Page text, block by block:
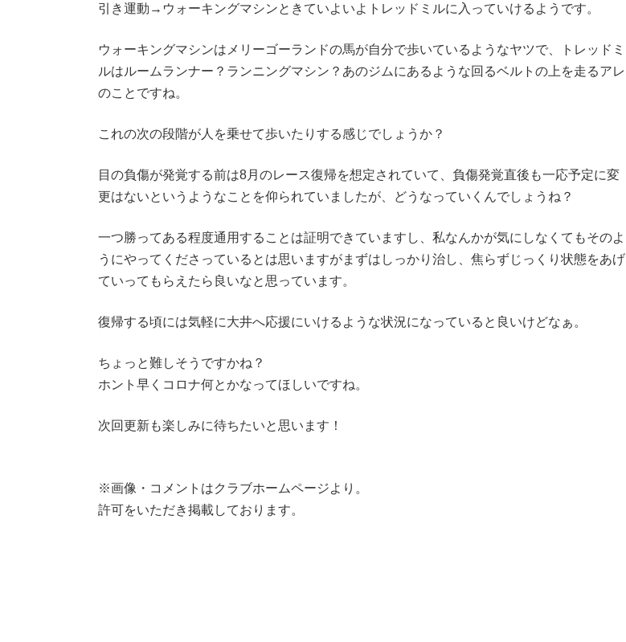
引き運動→ウォーキングマシンときていよいよトレッドミルに入っていけるようです。
ウォーキングマシンはメリーゴーランドの馬が自分で歩いているようなヤツで、トレッドミ
ルはルームランナー？ランニングマシン？あのジムにあるような回るベルトの上を走るアレ
のことですね。
これの次の段階が人を乗せて歩いたりする感じでしょうか？
目の負傷が発覚する前は8月のレース復帰を想定されていて、負傷発覚直後も一応予定に変
更はないというようなことを仰られていましたが、どうなっていくんでしょうね？
一つ勝ってある程度通用することは証明できていますし、私なんかが気にしなくてもそのよ
うにやってくださっているとは思いますがまずはしっかり治し、焦らずじっくり状態をあげ
ていってもらえたら良いなと思っています。
復帰する頃には気軽に大井へ応援にいけるような状況になっていると良いけどなぁ。
ちょっと難しそうですかね？
ホント早くコロナ何とかなってほしいですね。
次回更新も楽しみに待ちたいと思います！
※画像・コメントはクラブホームページより。
許可をいただき掲載しております。